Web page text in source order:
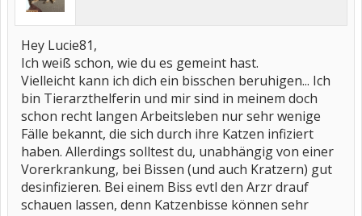
Hey Lucie81,
Ich weiß schon, wie du es gemeint hast.
Vielleicht kann ich dich ein bisschen beruhigen... Ich
bin Tierarzthelferin und mir sind in meinem doch
schon recht langen Arbeitsleben nur sehr wenige
Fälle bekannt, die sich durch ihre Katzen infiziert
haben. Allerdings solltest du, unabhängig von einer
Vorerkrankung, bei Bissen (und auch Kratzern) gut
desinfizieren. Bei einem Biss evtl den Arzr drauf
schauen lassen, denn Katzenbisse können sehr